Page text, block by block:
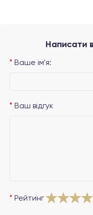
Написати
Ваше ім'я:
Ваш відгук
Рейтинг